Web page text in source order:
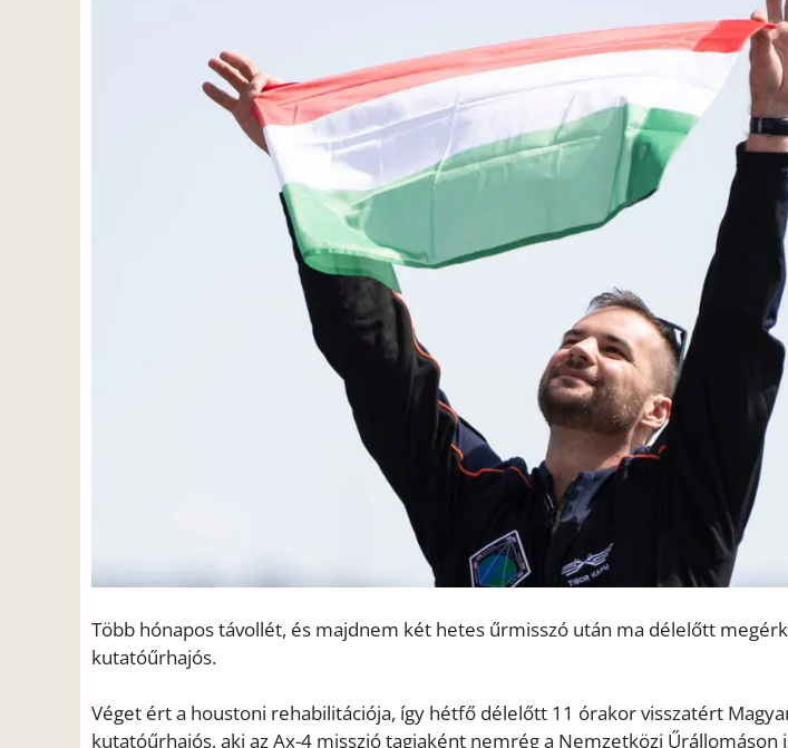
Több hónapos távollét, és majdnem két hetes űrmisszó után ma délelőtt
kutatóűrhajós.
Véget ért a houstoni rehabilitációja, így hétfő délelőtt 11 órakor visszatért
kutatóűrhajós, aki az Ax-4 misszió tagjaként nemrég a Nemzetközi Űrállomáson